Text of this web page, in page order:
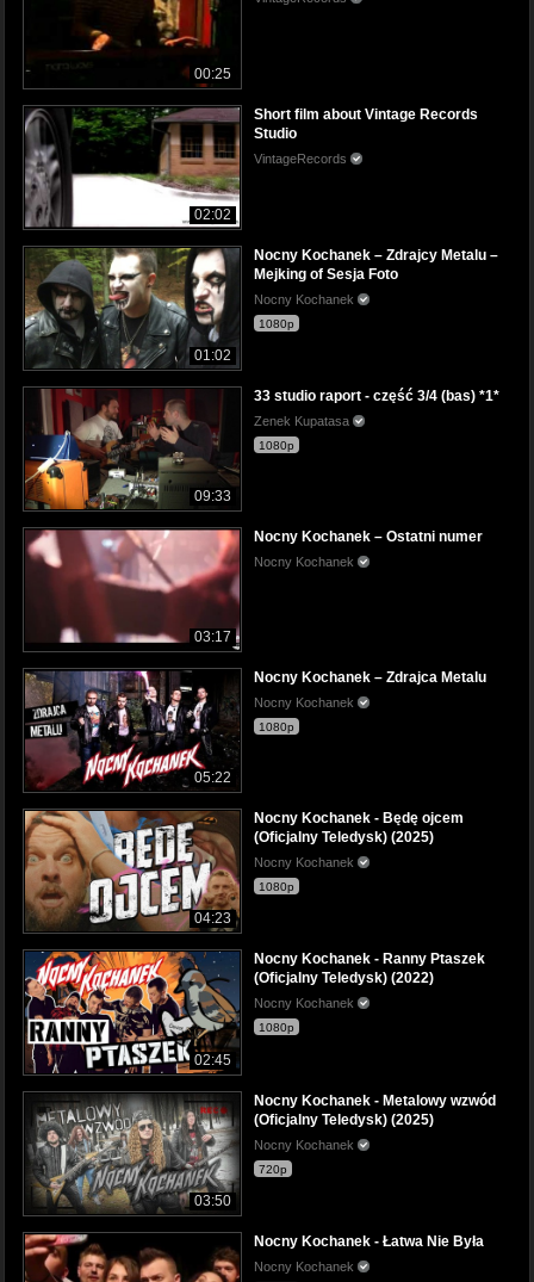
00:25
02:02
Short film about Vintage Records
Studio
VintageRecords
01:02
Nocny Kochanek – Zdrajcy Metalu –
Mejking of Sesja Foto
Nocny Kochanek
1080p
09:33
33 studio raport - część 3/4 (bas) *1*
Zenek Kupatasa
1080p
03:17
Nocny Kochanek – Ostatni numer
Nocny Kochanek
05:22
Nocny Kochanek – Zdrajca Metalu
Nocny Kochanek
1080p
04:23
Nocny Kochanek - Będę ojcem
(Oficjalny Teledysk) (2025)
Nocny Kochanek
1080p
02:45
Nocny Kochanek - Ranny Ptaszek
(Oficjalny Teledysk) (2022)
Nocny Kochanek
1080p
03:50
Nocny Kochanek - Metalowy wzwód
(Oficjalny Teledysk) (2025)
Nocny Kochanek
720p
Nocny Kochanek - Łatwa Nie Była
Nocny Kochanek